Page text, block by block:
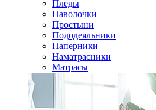
Пледы
Наволочки
Простыни
Пододеяльники
Наперники
Наматрасники
Матрасы